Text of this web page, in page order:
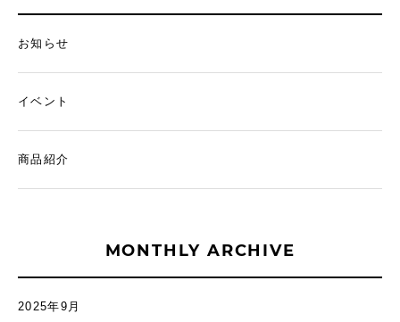
お知らせ
イベント
商品紹介
MONTHLY ARCHIVE
2025年9月